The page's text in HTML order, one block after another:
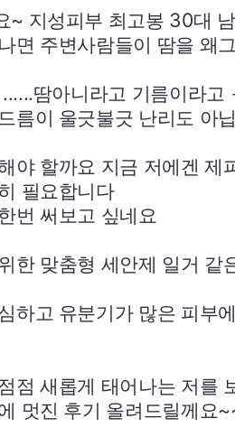
~ 지성피부 최고봉 30대
면 주변사람들이 땀을 왜
땀아니라고 기름이라고
름이 울긋불긋 난리도 아
야 할까요 지금 저에겐 제
필요합니다
번 써보고 싶네요
한 맞춤형 세안제 일거 같
하고 유분기가 많은 피부
점 새롭게 태어나는 저를
멋진 후기 올려드릴께요